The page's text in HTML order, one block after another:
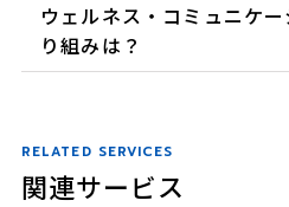
ウェルネス・コミュニケ
り組みは？
RELATED SERVICES
関連サービス